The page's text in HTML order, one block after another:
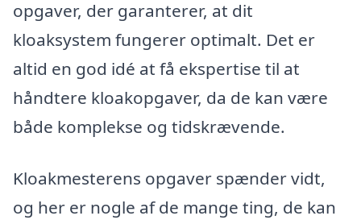
opgaver, der garanterer, at dit
kloaksystem fungerer optimalt. Det er
altid en god idé at få ekspertise til at
håndtere kloakopgaver, da de kan være
både komplekse og tidskrævende.
Kloakmesterens opgaver spænder vidt,
og her er nogle af de mange ting, de kan